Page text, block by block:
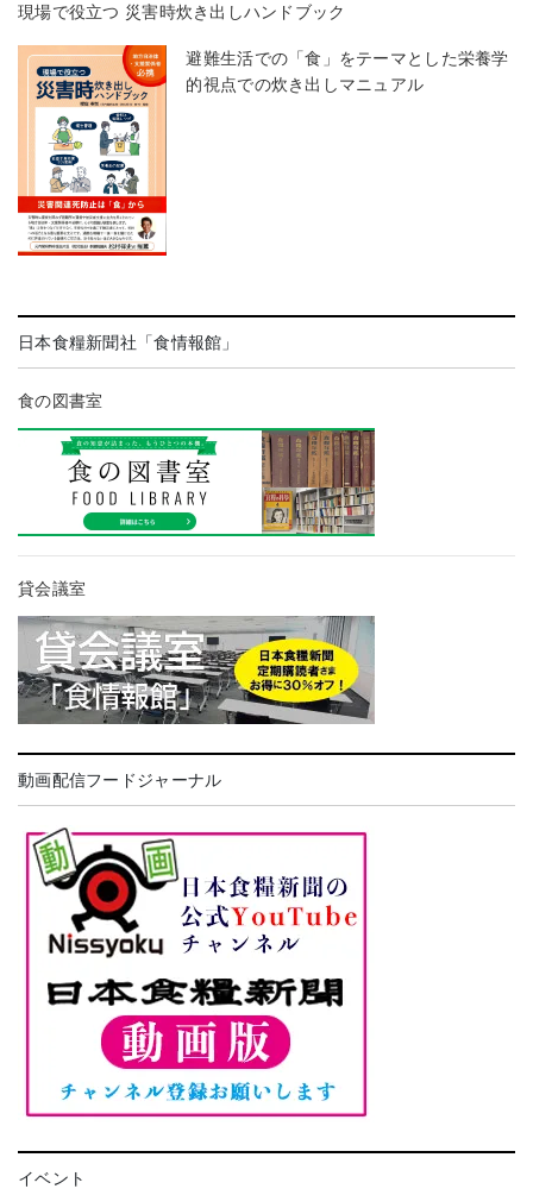
現場で役立つ 災害時炊き出しハンドブック
避難生活での「食」をテーマとした栄養学
的視点での炊き出しマニュアル
日本食糧新聞社「食情報館」
食の図書室
貸会議室
動画配信フードジャーナル
イベント